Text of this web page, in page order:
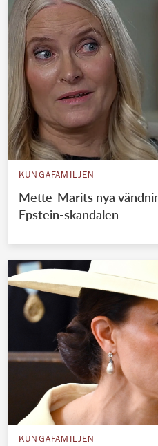
KUNGAFAMILJEN
Mette-Marits nya
Epstein-skandalen
KUNGAFAMILJEN